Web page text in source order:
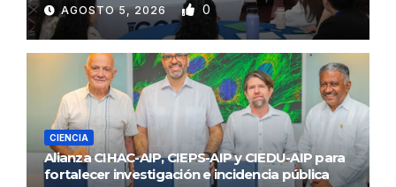
AGOSTO 5, 2026 0
CIENCIA
Alianza CIHAC-AIP, CIEPS-AIP y CIEDU-AIP para
fortalecer investigación e incidencia pública